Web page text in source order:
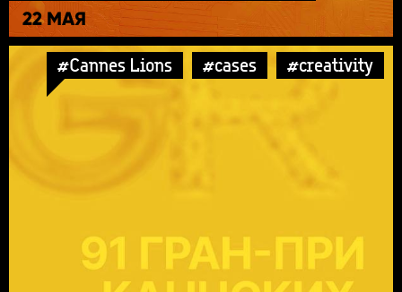
22 МАЯ
#Cannes Lions #cases #creativity